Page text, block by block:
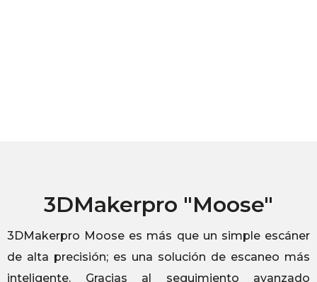
3DMakerpro "Moose"
3DMakerpro Moose es más que un simple escáner
de alta precisión; es una solución de escaneo más
inteligente. Gracias al seguimiento avanzado